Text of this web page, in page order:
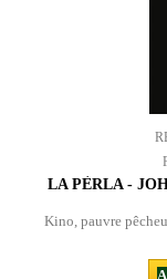
LA PÈRLA -
Kino, pauvre